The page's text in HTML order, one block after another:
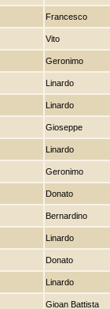
Francesco
Vito
Geronimo
Linardo
Linardo
Gioseppe
Linardo
Geronimo
Donato
Bernardino
Linardo
Donato
Linardo
Gioan Battista